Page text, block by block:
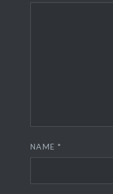
NAME *